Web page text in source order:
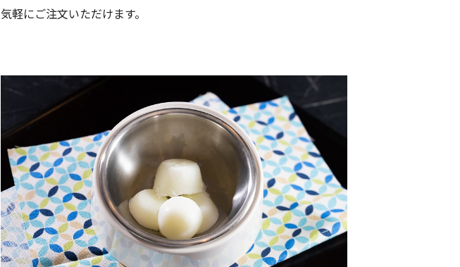
気軽にご注文いただけます。